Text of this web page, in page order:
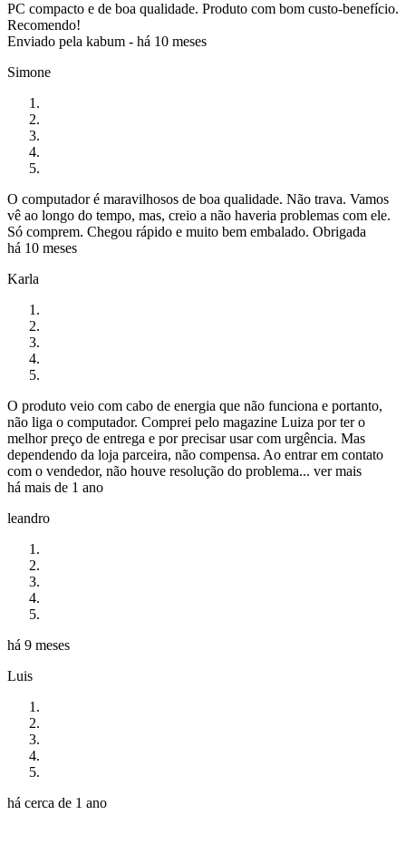
PC compacto e de boa qualidade. Produto com bom custo-benefício.
Recomendo!
Enviado pela kabum - há 10 meses
Simone
O computador é maravilhosos de boa qualidade. Não trava. Vamos
vê ao longo do tempo, mas, creio a não haveria problemas com ele.
Só comprem. Chegou rápido e muito bem embalado. Obrigada
há 10 meses
Karla
O produto veio com cabo de energia que não funciona e portanto,
não liga o computador. Comprei pelo magazine Luiza por ter o
melhor preço de entrega e por precisar usar com urgência. Mas
dependendo da loja parceira, não compensa. Ao entrar em contato
com o vendedor, não houve resolução do problema... ver mais
há mais de 1 ano
leandro
há 9 meses
Luis
há cerca de 1 ano